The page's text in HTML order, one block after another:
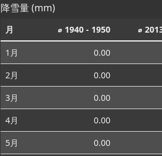
降雪量 (mm)
月 ⌀ 1940 - 1950 ⌀
1月 0.00
2月
0.00
3月
0.00
4月
0.00
5月
0.00